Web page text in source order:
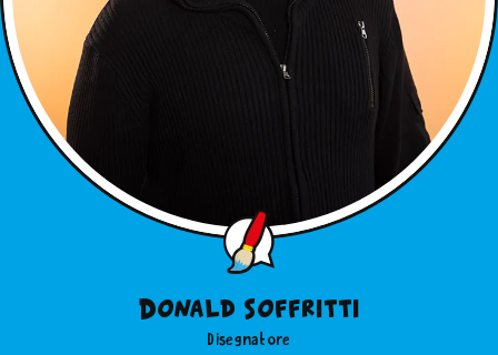
Donald Soffritti
Disegnatore